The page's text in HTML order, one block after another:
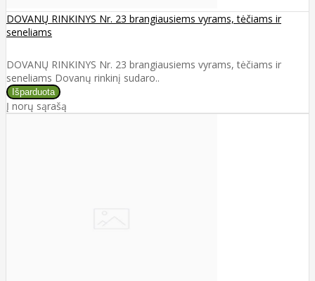
DOVANŲ RINKINYS Nr. 23 brangiausiems vyrams, tėčiams ir
seneliams
DOVANŲ RINKINYS Nr. 23 brangiausiems vyrams, tėčiams ir
seneliams Dovanų rinkinį sudaro..
Į norų sąrašą